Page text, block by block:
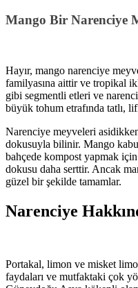
Mango Bir Narenciye
Hayır, mango narenciye
familyasına aittir ve tropikal
gibi segmentli etleri ve
büyük tohum etrafında tatlı,
Narenciye meyveleri
dokusuyla bilinir. Mango
bahçede kompost yapmak
dokusu daha serttir. Ancak
güzel bir şekilde tamamlar.
Narenciye
Portakal, limon ve misket
faydaları ve mutfaktaki çok